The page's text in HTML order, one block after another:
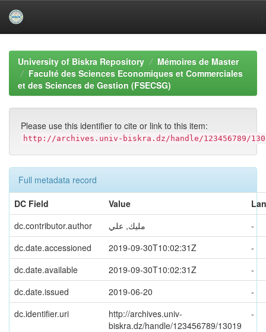
navigationUniversity of Biskra Repository
Mémoires de Master
Faculté des Sciences Economiques et Commerciales
et des Sciences de Gestion (FSECSG)
Please use this identifier to cite or link to this item:
http://archives.univ-biskra.dz/handle/123456789/
Full metadata record
DC Field
Value
dc.contributor.author
مليك, علي
-
dc.date.accessioned
2019-09-30T10:02:31Z
-
dc.date.available
2019-09-30T10:02:31Z
-
dc.date.issued
2019-06-20
-
dc.identifier.uri
http://archives.univ-
biskra.dz/handle/123456789/13019
-